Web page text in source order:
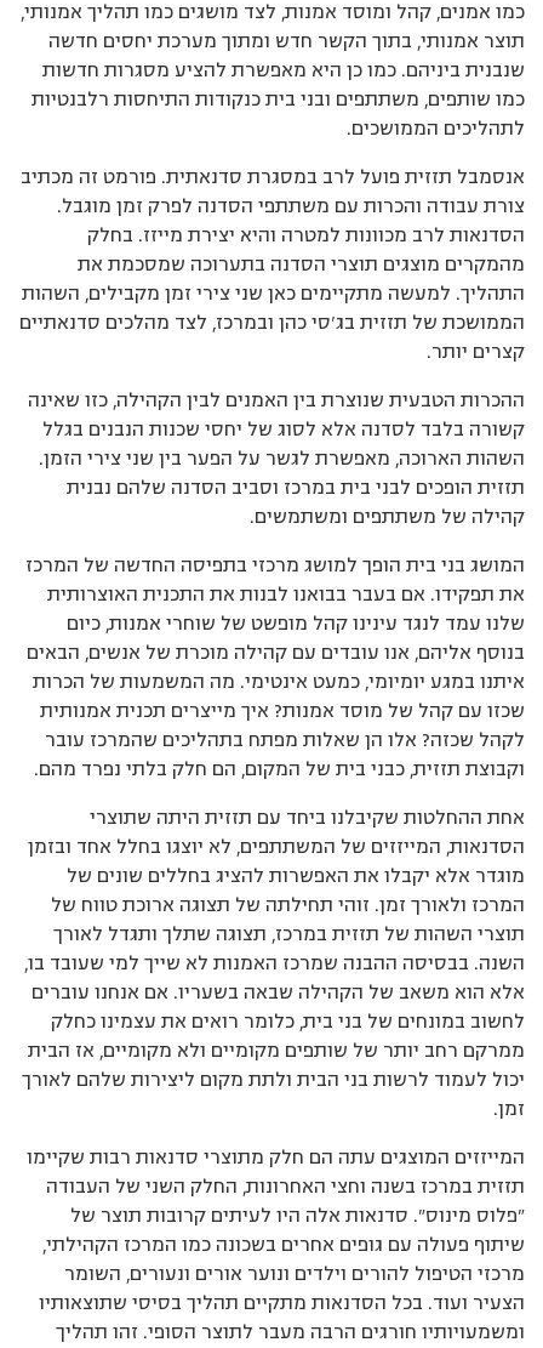
כמו אמנים, קהל ומוסד אמנות, לצד מושגים כמו תהליך אמנותי,
תוצר אמנותי, בתוך הקשר חדש ומתוך מערכת יחסים חדשה
שנבנית ביניהם. כמו כן היא מאפשרת להציע מסגרות חדשות
כמו שותפים, משתתפים ובני בית כנקודות התיחסות רלבנטיות
לתהליכים הממושכים.
אנסמבל תזזית פועל לרב במסגרת סדנאתית. פורמט זה מכתיב
צורת עבודה והכרות עם משתתפי הסדנה לפרק זמן מוגבל.
הסדנאות לרב מכוונות למטרה והיא יצירת מייזז. בחלק
מהמקרים מוצגים תוצרי הסדנה בתערוכה שמסכמת את
התהליך. למעשה מתקיימים כאן שני צירי זמן מקבילים, השהות
הממושכת של תזזית בג׳סי כהן ובמרכז, לצד מהלכים סדנאתיים
קצרים יותר.
ההכרות הטבעית שנוצרת בין האמנים לבין הקהילה, כזו שאינה
קשורה בלבד לסדנה אלא לסוג של יחסי שכנות הנבנים בגלל
השהות הארוכה, מאפשרת לגשר על הפער בין שני צירי הזמן.
תזזית הופכים לבני בית במרכז וסביב הסדנה שלהם נבנית
קהילה של משתתפים ומשתמשים.
המושג בני בית הופך למושג מרכזי בתפיסה החדשה של המרכז
את תפקידו. אם בעבר בבואנו לבנות את התכנית האוצרותית
שלנו עמד לנגד עינינו קהל מופשט של שוחרי אמנות, כיום
בנוסף אליהם, אנו עובדים עם קהילה מוכרת של אנשים, הבאים
איתנו במגע יומיומי, כמעט אינטימי. מה המשמעות של הכרות
שכזו עם קהל של מוסד אמנות? איך מייצרים תכנית אמנותית
לקהל שכזה? אלו הן שאלות מפתח בתהליכים שהמרכז עובר
וקבוצת תזזית, כבני בית של המקום, הם חלק בלתי נפרד מהם.
אחת ההחלטות שקיבלנו ביחד עם תזזית היתה שתוצרי
הסדנאות, המייזזים של המשתתפים, לא יוצגו בחלל אחד ובזמן
מוגדר אלא יקבלו את האפשרות להציג בחללים שונים של
המרכז ולאורך זמן. זוהי תחילתה של תצוגה ארוכת טווח של
תוצרי השהות של תזזית במרכז, תצוגה שתלך ותגדל לאורך
השנה. בבסיסה ההבנה שמרכז האמנות לא שייך למי שעובד בו,
אלא הוא משאב של הקהילה שבאה בשעריו. אם אנחנו עוברים
לחשוב במונחים של בני בית, כלומר רואים את עצמינו כחלק
ממרקם רחב יותר של שותפים מקומיים ולא מקומיים, אז הבית
יכול לעמוד לרשות בני הבית ולתת מקום ליצירות שלהם לאורך
זמן.
המייזזים המוצגים עתה הם חלק מתוצרי סדנאות רבות שקיימו
תזזית במרכז בשנה וחצי האחרונות, החלק השני של העבודה
״פלוס מינוס״. סדנאות אלה היו לעיתים קרובות תוצר של
שיתוף פעולה עם גופים אחרים בשכונה כמו המרכז הקהילתי,
מרכזי הטיפול להורים וילדים ונוער אורים ונעורים, השומר
הצעיר ועוד. בכל הסדנאות מתקיים תהליך בסיסי שתוצאותיו
ומשמעויותיו חורגים הרבה מעבר לתוצר הסופי. זהו תהליך